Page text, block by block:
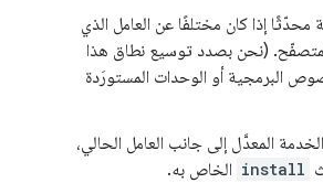
إذا كان مختلفًا عن العامل الذي
(نحن بصدد توسيع نطاق هذا
البرمجية أو الوحدات المستورَدة
المعدَّل إلى جانب العامل الحالي،
الخاص به.